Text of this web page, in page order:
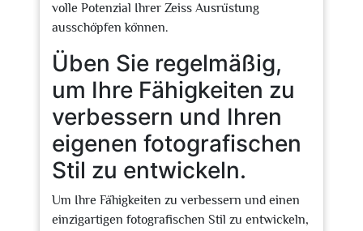
volle Potenzial Ihrer Zeiss Ausrüstung
ausschöpfen können.
Üben Sie regelmäßig,
um Ihre Fähigkeiten zu
verbessern und Ihren
eigenen fotografischen
Stil zu entwickeln.
Um Ihre Fähigkeiten zu verbessern und einen
einzigartigen fotografischen Stil zu entwickeln,